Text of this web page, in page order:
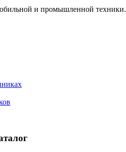
и промышленной техники.